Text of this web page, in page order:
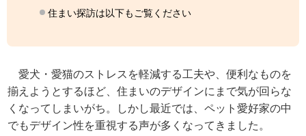
住まい探訪は以下もご覧ください
愛犬・愛猫のストレスを軽減する工夫や、便利なものを
揃えようとするほど、住まいのデザインにまで気が回らな
くなってしまいがち。しかし最近では、ペット愛好家の中
でもデザイン性を重視する声が多くなってきました。